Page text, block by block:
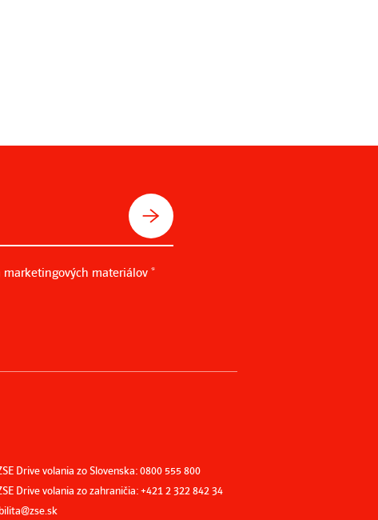
materiálov *
Drive volania zo Slovenska: 0800 555 800
Drive volania zo zahraničia: +421 2 322 842 34